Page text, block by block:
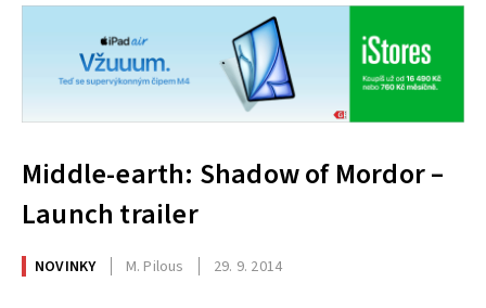
Middle-earth: Shadow of Mordor –
Launch trailer
NOVINKY M. Pilous 29. 9. 2014